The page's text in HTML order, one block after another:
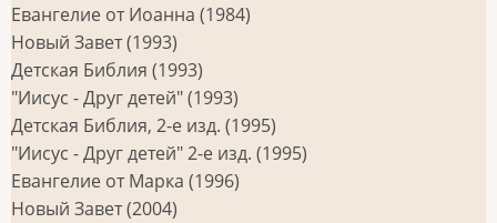
Евангелие от Иоанна (1984)
Новый Завет (1993)
Детская Библия (1993)
"Иисус - Друг детей" (1993)
Детская Библия, 2-е изд. (1995)
"Иисус - Друг детей" 2-е изд. (1995)
Евангелие от Марка (1996)
Новый Завет (2004)